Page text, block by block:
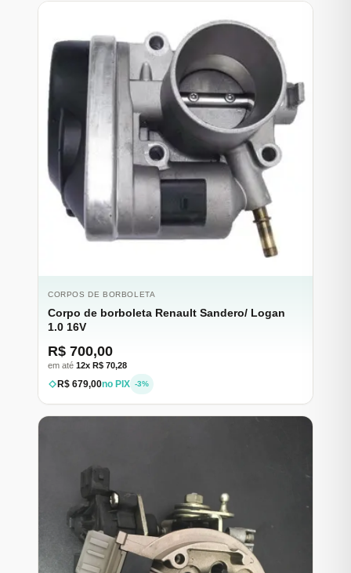
CORPOS DE BORBOLETA
Corpo de borboleta Renault Sandero/ Logan
1.0 16V
R$ 700,00
em até 12x R$ 70,28
R$ 679,00no PIX -3%